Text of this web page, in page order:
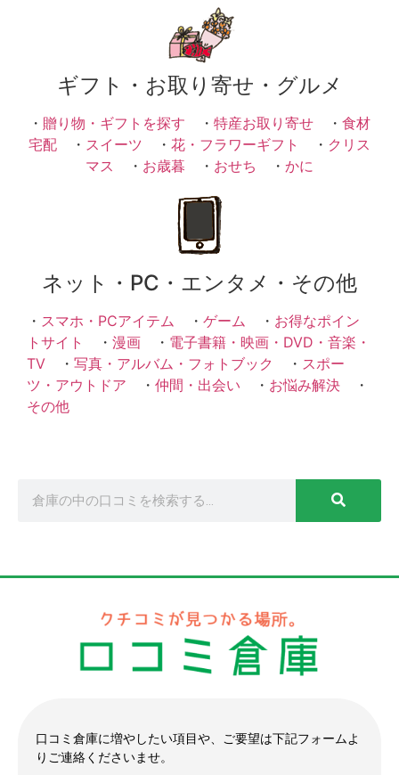
ギフト・お取り寄せ・グルメ
・ 贈り物・ギフトを探す ・ 特産お取り寄せ ・ 食材
宅配 ・ スイーツ ・ 花・フラワーギフト ・ クリス
マス ・ お歳暮 ・ おせち ・ かに
ネット・PC・エンタメ・その他
・ スマホ・PCアイテム ・ ゲーム ・ お得なポイン
トサイト
・ 漫画 ・ 電子書籍・映画・DVD・音楽・
TV ・ 写真・アルバム・フォトブック ・ スポー
ツ・アウトドア ・ 仲間・出会い ・ お悩み解決 ・
その他
口コミ倉庫に増やしたい項目や、ご要望は下記フォームよ
りご連絡くださいませ。